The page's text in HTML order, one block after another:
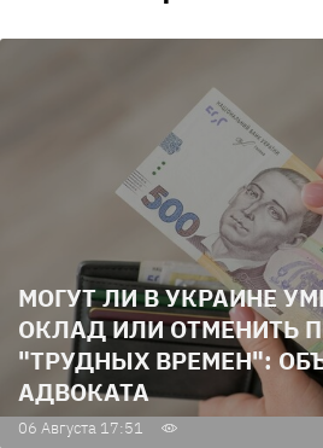
МОГУТ ЛИ В УКРАИНЕ
ОКЛАД ИЛИ ОТМЕНИТЬ
"ТРУДНЫХ ВРЕМЕН":
АДВОКАТА
06 Августа 17:51